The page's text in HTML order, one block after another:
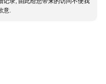
意.